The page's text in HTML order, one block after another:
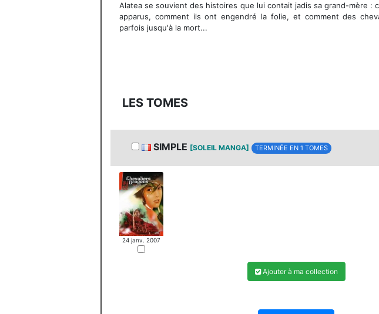
Alatea se souvient des histoires que lui contait jadis sa grand-mère :
apparus, comment ils ont engendré la folie, et comment des
parfois jusqu'à la mort...
LES TOMES
SIMPLE [SOLEIL MANGA] TERMINÉE EN 1 TOMES
24 janv. 2007
Ajouter à ma collection